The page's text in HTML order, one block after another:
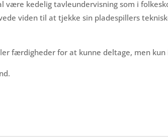
være kedelig tavleundervisning som i
viden til at tjekke sin pladespillers
færdigheder for at kunne deltage, men kun